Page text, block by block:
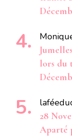
lors du
28
Aparté